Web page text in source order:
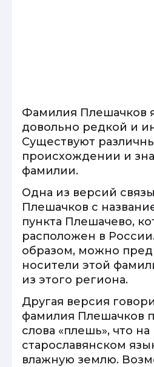
Фамилия Плешачков
довольно редкой и
Существуют
происхождении и
фамилии.
Одна из версий
Плешачков с
пункта Плешачево,
расположен в
образом, можно
носители этой
из этого региона.
Другая версия
фамилия Плешачков
слова «плешь», что на
старославянском
влажную землю.